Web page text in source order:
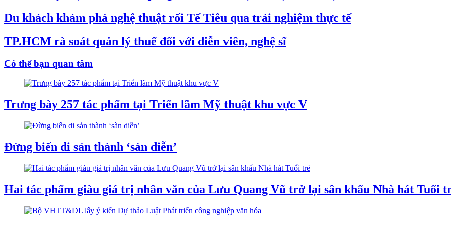
Du khách khám phá nghệ thuật rối Tế Tiêu qua trải nghiệm thực tế
TP.HCM rà soát quản lý thuế đối với diễn viên, nghệ sĩ
Có thể bạn quan tâm
Trưng bày 257 tác phẩm tại Triển lãm Mỹ thuật khu vực V
Đừng biến di sản thành ‘sàn diễn’
Hai tác phẩm giàu giá trị nhân văn của Lưu Quang Vũ trở lại sân khấu Nhà hát Tuổi